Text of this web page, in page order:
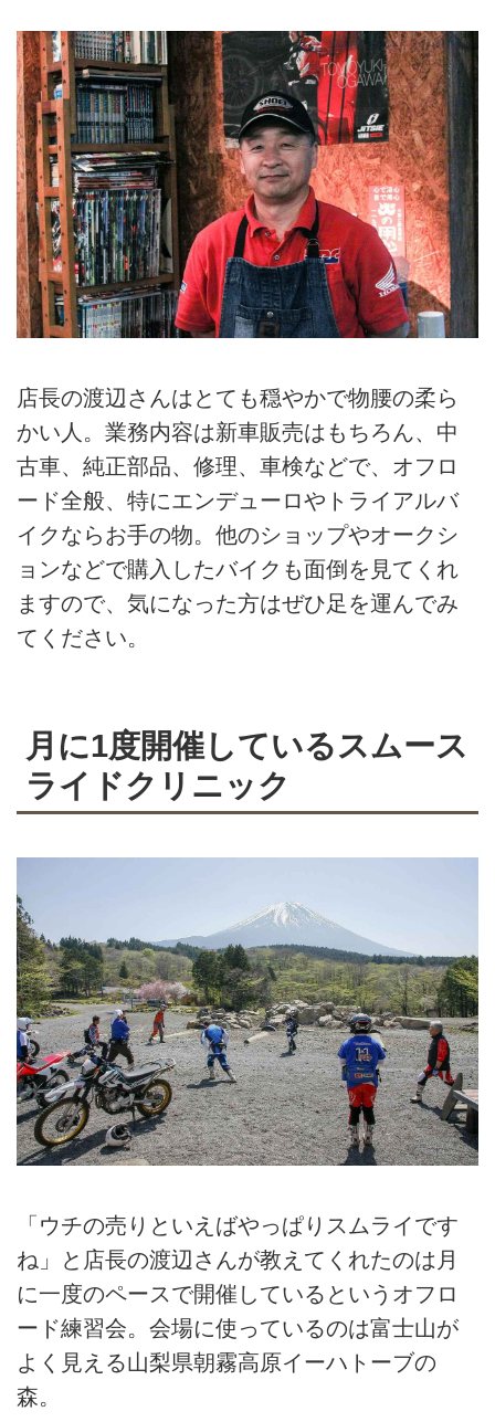
店長の渡辺さんはとても穏やかで物腰の柔ら
かい人。業務内容は新車販売はもちろん、中
古車、純正部品、修理、車検などで、オフロ
ード全般、特にエンデューロやトライアルバ
イクならお手の物。他のショップやオークシ
ョンなどで購入したバイクも面倒を見てくれ
ますので、気になった方はぜひ足を運んでみ
てください。
月に1度開催しているスムース
ライドクリニック
「ウチの売りといえばやっぱりスムライです
ね」と店長の渡辺さんが教えてくれたのは月
に一度のペースで開催しているというオフロ
ード練習会。会場に使っているのは富士山が
よく見える山梨県朝霧高原イーハトーブの
森。